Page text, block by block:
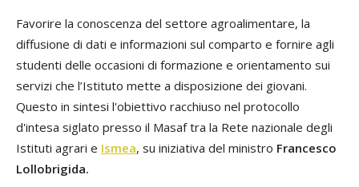
Favorire la conoscenza del settore agroalimentare, la
diffusione di dati e informazioni sul comparto e fornire agli
studenti delle occasioni di formazione e orientamento sui
servizi che l’Istituto mette a disposizione dei giovani.
Questo in sintesi l'obiettivo racchiuso nel protocollo
d'intesa siglato presso il Masaf tra la Rete nazionale degli
Istituti agrari e Ismea, su iniziativa del ministro Francesco
Lollobrigida.